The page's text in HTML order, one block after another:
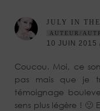
JULY IN
AUTEUR/
10 JUIN 2015
Coucou. Moi, ce
pas mais que je
témoignage
sens plus légère ! 🙂